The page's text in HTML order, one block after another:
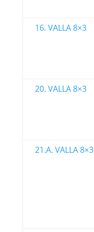
16. VALLA 8×3
20. VALLA 8×3
21.A. VALLA 8×3